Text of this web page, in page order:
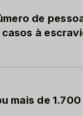
de
à
mais de